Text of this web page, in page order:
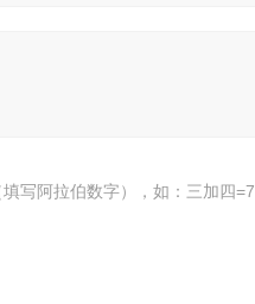
写阿拉伯数字），如：三加四=7